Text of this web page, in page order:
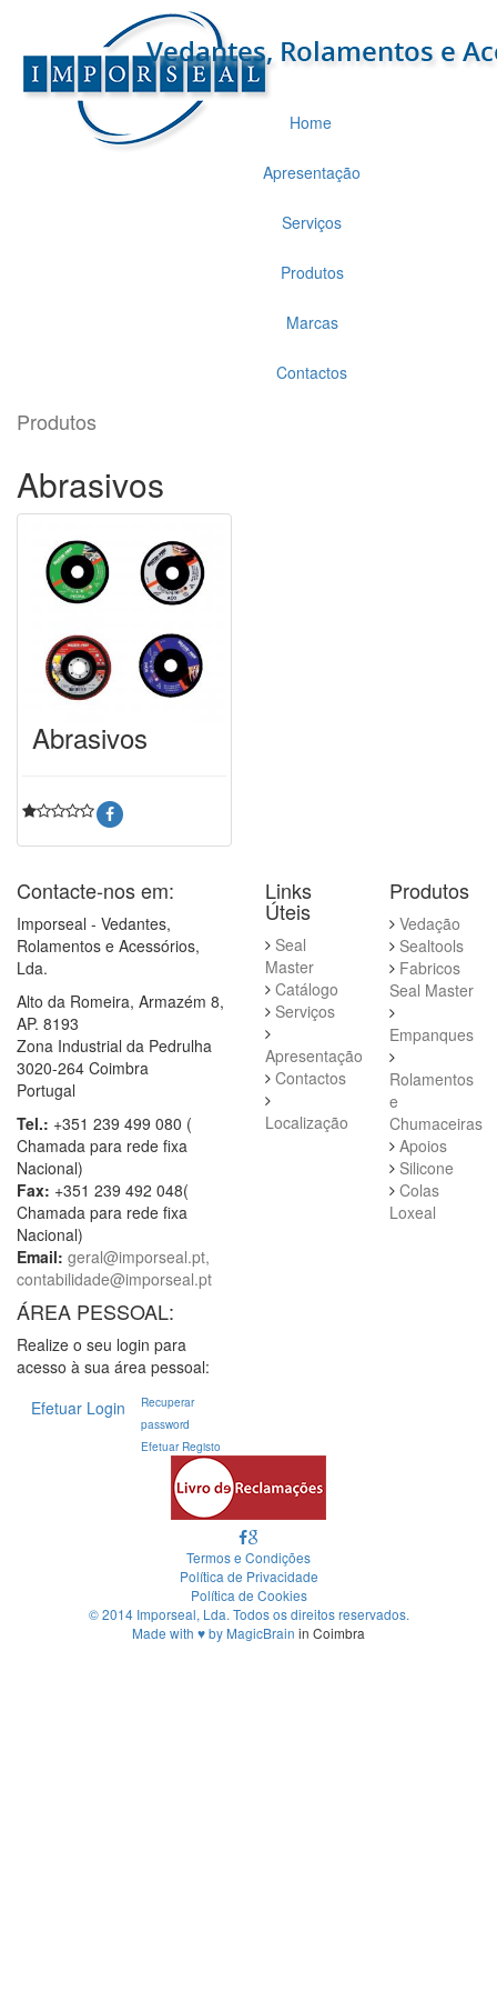
Home
Apresentação
Serviços
Produtos
Marcas
Contactos
Produtos
Abrasivos
Abrasivos
Contacte-nos em:
Imporseal - Vedantes,
Rolamentos e Acessórios,
Lda.
Alto da Romeira, Armazém 8,
AP. 8193
Zona Industrial da Pedrulha
3020-264 Coimbra
Portugal
Tel.: +351 239 499 080 (
Chamada para rede fixa
Nacional)
Fax: +351 239 492 048(
Chamada para rede fixa
Nacional)
Email: geral@imporseal.pt,
contabilidade@imporseal.pt
ÁREA PESSOAL:
Realize o seu login para
acesso à sua área pessoal:
Efetuar Login
Recuperar
password
Efetuar Registo
Links
Úteis
Seal
Master
Catálogo
Serviços
Apresentação
Contactos
Localização
Produtos
Vedação
Sealtools
Fabricos
Seal Master
Empanques
Rolamentos
e
Chumaceiras
Apoios
Silicone
Colas
Loxeal
Termos e Condições
Política de Privacidade
Política de Cookies
© 2014 Imporseal, Lda. Todos os direitos reservados.
Made with ♥by MagicBrain in Coimbra